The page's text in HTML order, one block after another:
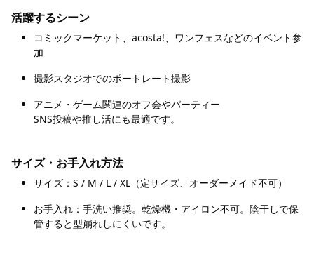
活躍するシーン
コミックマーケット、acosta!、ワンフェスなどのイベント参
加
撮影スタジオでのポートレート撮影
アニメ・ゲーム関連のオフ会やパーティー
SNS投稿や推し活にも最適です。
サイズ・お手入れ方法
サイズ：S / M / L / XL（定サイズ、オーダーメイド不可）
お手入れ：手洗い推奨。乾燥機・アイロン不可。陰干しで保
管すると型崩れしにくいです。